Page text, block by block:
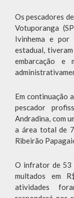
Os pescadores
Votuporanga
Ivinhema e por
estadual,
embarcação e
Em continuação
pescador
Andradina, com
a área total de
Ribeirão
O infrator de 53
multados em
atividades